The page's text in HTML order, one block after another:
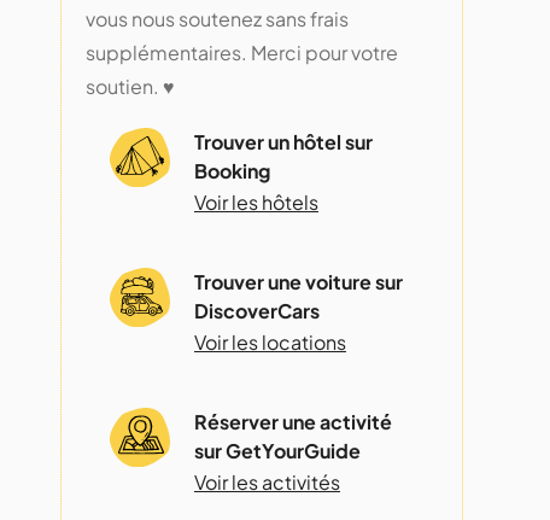
vous nous soutenez sans frais
supplémentaires. Merci pour votre
soutien. ♥️
Trouver un hôtel sur
Booking
Voir les hôtels
Trouver une voiture sur
DiscoverCars
Voir les locations
Réserver une activité
sur GetYourGuide
Voir les activités